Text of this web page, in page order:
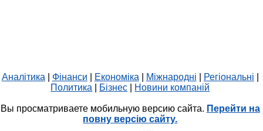
Аналітика Фінанси Економіка Міжнародні Регіональні
Политика
Бізнес Новини компаній
Вы просматриваете мобильную версию сайта. Перейти на
повну версію сайту.